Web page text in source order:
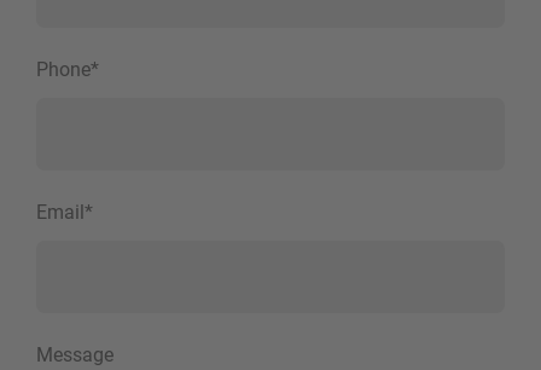
Phone*
Email *
Message